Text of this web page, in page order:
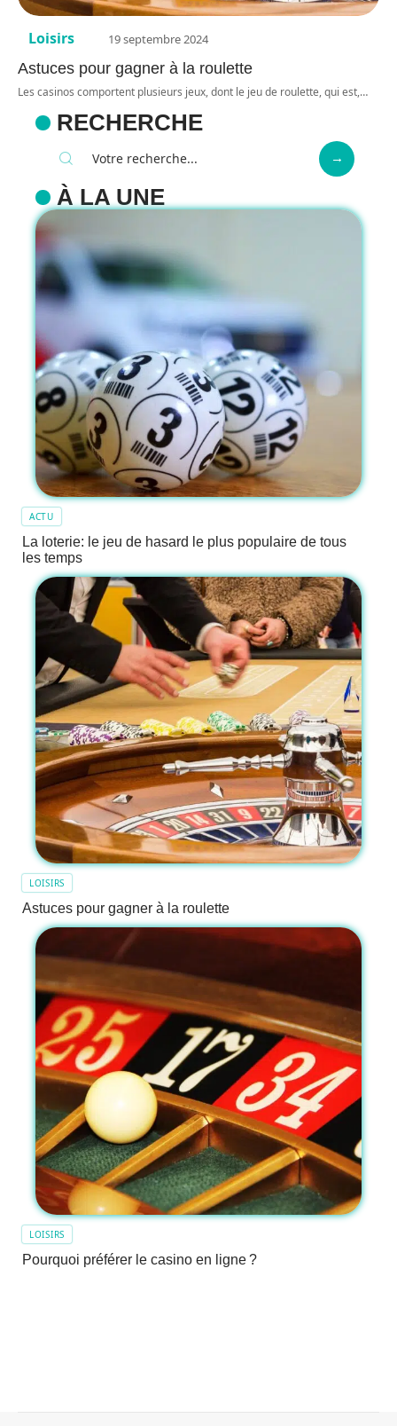
Loisirs 19 septembre 2024
Astuces pour gagner à la roulette
Les casinos comportent plusieurs jeux, dont le jeu de roulette, qui est,…
RECHERCHE
À LA UNE
ACTU
La loterie: le jeu de hasard le plus populaire de tous
les temps
LOISIRS
Astuces pour gagner à la roulette
LOISIRS
Pourquoi préférer le casino en ligne ?